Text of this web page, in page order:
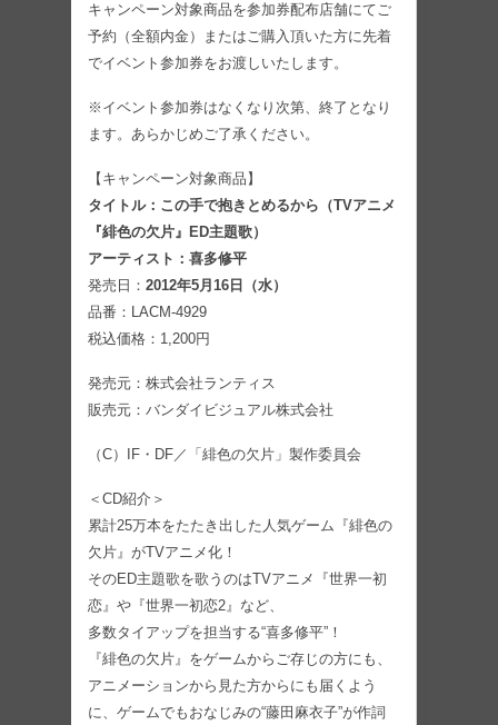
キャンペーン対象商品を参加券配布店舗にてご
予約（全額内金）またはご購入頂いた方に先着
でイベント参加券をお渡しいたします。
※イベント参加券はなくなり次第、終了となり
ます。あらかじめご了承ください。
【キャンペーン対象商品】
タイトル：この手で抱きとめるから（TVアニメ
『緋色の欠片』ED主題歌）
アーティスト：喜多修平
発売日： 2012年5月16日（水）
品番：LACM-4929
税込価格：1,200円
発売元：株式会社ランティス
販売元：バンダイビジュアル株式会社
（C）IF・DF／「緋色の欠片」製作委員会
＜CD紹介＞
累計25万本をたたき出した人気ゲーム『緋色の
欠片』がTVアニメ化！
そのED主題歌を歌うのはTVアニメ『世界一初
恋』や『世界一初恋2』など、
多数タイアップを担当する“喜多修平”！
『緋色の欠片』をゲームからご存じの方にも、
アニメーションから見た方からにも届くよう
に、ゲームでもおなじみの“藤田麻衣子”が作詞